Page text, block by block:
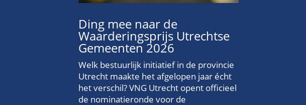
Ding mee naar de
Waarderingsprijs Utrechtse
Gemeenten 2026
Welk bestuurlijk initiatief in de provincie
Utrecht maakte het afgelopen jaar écht
het verschil? VNG Utrecht opent officieel
de nominatieronde voor de